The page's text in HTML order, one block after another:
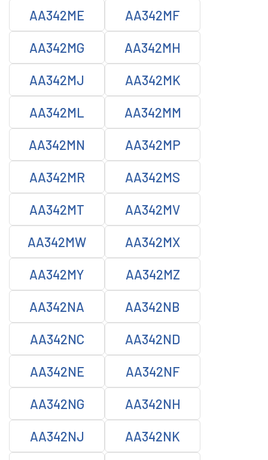
AA342ME AA342MF
AA342MG AA342MH
AA342MJ AA342MK
AA342ML AA342MM
AA342MN AA342MP
AA342MR AA342MS
AA342MT AA342MV
AA342MW AA342MX
AA342MY AA342MZ
AA342NA AA342NB
AA342NC AA342ND
AA342NE AA342NF
AA342NG AA342NH
AA342NJ AA342NK